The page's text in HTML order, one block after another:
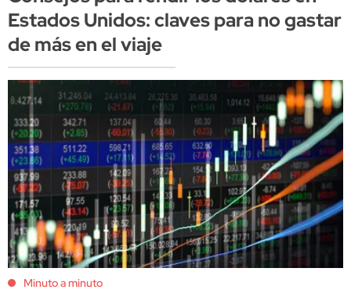
Estados Unidos: claves para no gastar
de más en el viaje
Minuto a minuto